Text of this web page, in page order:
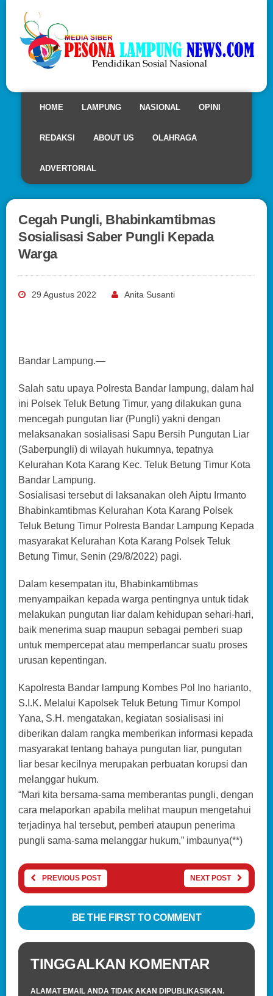
HOME LAMPUNG NASIONAL OPINI
REDAKSI ABOUT US OLAHRAGA
ADVERTORIAL
Cegah Pungli, Bhabinkamtibmas
Sosialisasi Saber Pungli Kepada
Warga
29 Agustus 2022 Anita Susanti
Bandar Lampung.—
Salah satu upaya Polresta Bandar lampung, dalam hal
ini Polsek Teluk Betung Timur, yang dilakukan guna
mencegah pungutan liar (Pungli) yakni dengan
melaksanakan sosialisasi Sapu Bersih Pungutan Liar
(Saberpungli) di wilayah hukumnya, tepatnya
Kelurahan Kota Karang Kec. Teluk Betung Timur Kota
Bandar Lampung.
Sosialisasi tersebut di laksanakan oleh Aiptu Irmanto
Bhabinkamtibmas Kelurahan Kota Karang Polsek
Teluk Betung Timur Polresta Bandar Lampung Kepada
masyarakat Kelurahan Kota Karang Polsek Teluk
Betung Timur, Senin (29/8/2022) pagi.
Dalam kesempatan itu, Bhabinkamtibmas
menyampaikan kepada warga pentingnya untuk tidak
melakukan pungutan liar dalam kehidupan sehari-hari,
baik menerima suap maupun sebagai pemberi suap
untuk mempercepat atau memperlancar suatu proses
urusan kepentingan.
Kapolresta Bandar lampung Kombes Pol Ino harianto,
S.I.K. Melalui Kapolsek Teluk Betung Timur Kompol
Yana, S.H. mengatakan, kegiatan sosialisasi ini
diberikan dalam rangka memberikan informasi kepada
masyarakat tentang bahaya pungutan liar, pungutan
liar besar kecilnya merupakan perbuatan korupsi dan
melanggar hukum.
“Mari kita bersama-sama memberantas pungli, dengan
cara melaporkan apabila melihat maupun mengetahui
terjadinya hal tersebut, pemberi ataupun penerima
pungli sama-sama melanggar hukum,” imbaunya(**)
PREVIOUS POST NEXT POST
BE THE FIRST TO COMMENT
TINGGALKAN KOMENTAR
ALAMAT EMAIL ANDA TIDAK AKAN DIPUBLIKASIKAN.